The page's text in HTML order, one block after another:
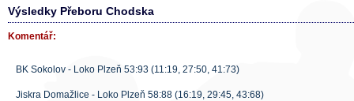
Výsledky Přeboru Chodska
Komentář:
BK Sokolov - Loko Plzeň 53:93 (11:19, 27:50, 41:73)
Jiskra Domažlice - Loko Plzeň 58:88 (16:19, 29:45, 43:68)